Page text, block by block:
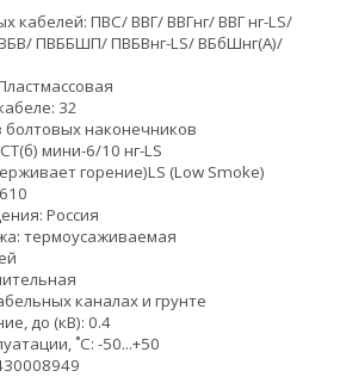
кабелей: ПВС/ ВВГ/ ВВГнг/ ВВГ нг-LS/
ПВББШП/ ПВБВнг-LS/ ВБбШнг(А)/
32
болтовых наконечников
мини-6/10 нг-LS
горение)LS (Low Smoke)
610
Россия
термоусаживаемая
каналах и грунте
до (кВ): 0.4
˚С: -50...+50